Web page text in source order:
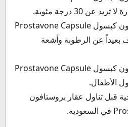
30 درجة مئوية.
يحفظ ويخزن دواء بروستافون كبسول Prostavone Capsule
عن الرطوبة وأشعة
يحفظ ويخزن دواء بروستافون كبسول Prostavone Capsule
الأطفال.
قبل تناول عقار بروستافون